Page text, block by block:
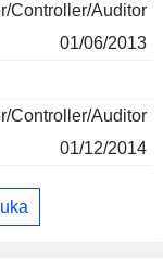
Controller/Auditor
01/06/2013
Controller/Auditor
01/12/2014